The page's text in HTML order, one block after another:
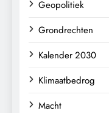
Geopolitiek
Grondrechten
Kalender 2030
Klimaatbedrog
Macht